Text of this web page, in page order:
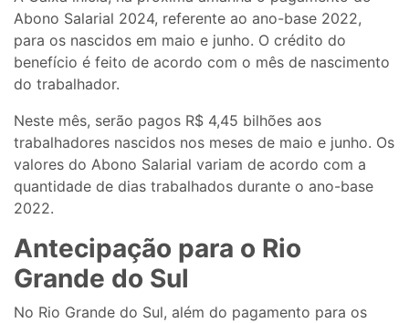
Abono Salarial 2024, referente ao ano-base 2022,
para os nascidos em maio e junho. O crédito do
benefício é feito de acordo com o mês de nascimento
do trabalhador.
Neste mês, serão pagos R$ 4,45 bilhões aos
trabalhadores nascidos nos meses de maio e junho. Os
valores do Abono Salarial variam de acordo com a
quantidade de dias trabalhados durante o ano-base
2022.
Antecipação para o Rio
Grande do Sul
No Rio Grande do Sul, além do pagamento para os